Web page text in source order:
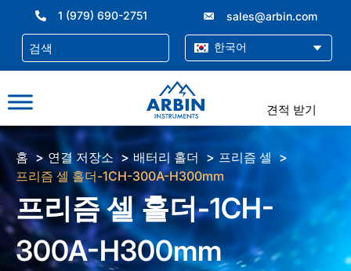
너
기
1 (979) 690-2751 sales@arbin.com
한국어
견적 받기
홈 연결 저장소 배터리 홀더
프리즘 셀
프리즘 셀 홀더-1CH-300A-H300mm
프리즘 셀 홀더-1CH-
300A-H300mm